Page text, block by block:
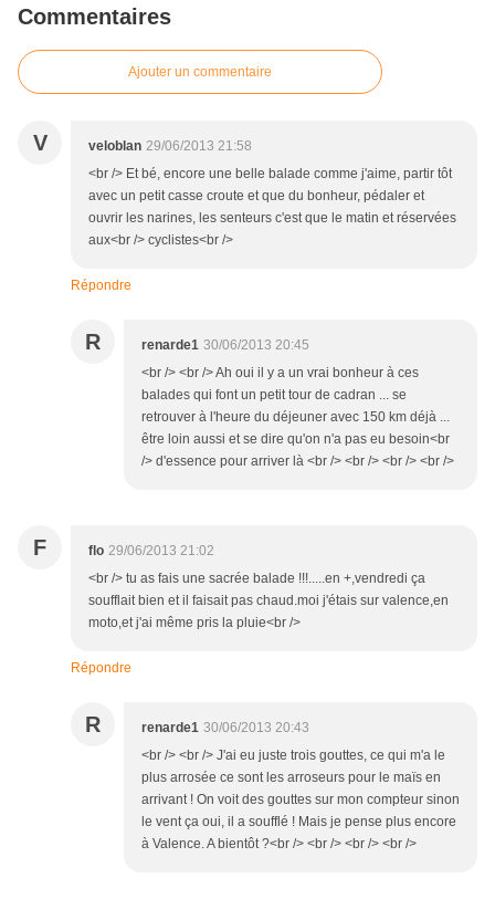
Commentaires
Ajouter un commentaire
V veloblan 29/06/2013 21:58
<br /> Et bé, encore une belle balade comme j'aime, partir tôt
avec un petit casse croute et que du bonheur, pédaler et
ouvrir les narines, les senteurs c'est que le matin et réservées
aux<br /> cyclistes<br />
Répondre
R renarde1 30/06/2013 20:45
<br /> <br /> Ah oui il y a un vrai bonheur à ces
balades qui font un petit tour de cadran ... se
retrouver à l'heure du déjeuner avec 150 km déjà ...
être loin aussi et se dire qu'on n'a pas eu besoin<br
/> d'essence pour arriver là <br /> <br /> <br /> <br />
F flo 29/06/2013 21:02
<br /> tu as fais une sacrée balade !!!.....en +,vendredi ça
soufflait bien et il faisait pas chaud.moi j'étais sur valence,en
moto,et j'ai même pris la pluie<br />
Répondre
R renarde1 30/06/2013 20:43
<br /> <br /> J'ai eu juste trois gouttes, ce qui m'a le
plus arrosée ce sont les arroseurs pour le maïs en
arrivant ! On voit des gouttes sur mon compteur sinon
le vent ça oui, il a soufflé ! Mais je pense plus encore
à Valence. A bientôt ?<br /> <br /> <br /> <br />